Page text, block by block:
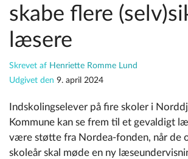
skabe flere
læsere
Skrevet af Henriette Romme Lund
Udgivet den 9. april 2024
Indskolingselever på fire skoler i
Kommune kan se frem til et gevaldigt
være støtte fra Nordea-fonden, når de
skoleår skal møde en ny